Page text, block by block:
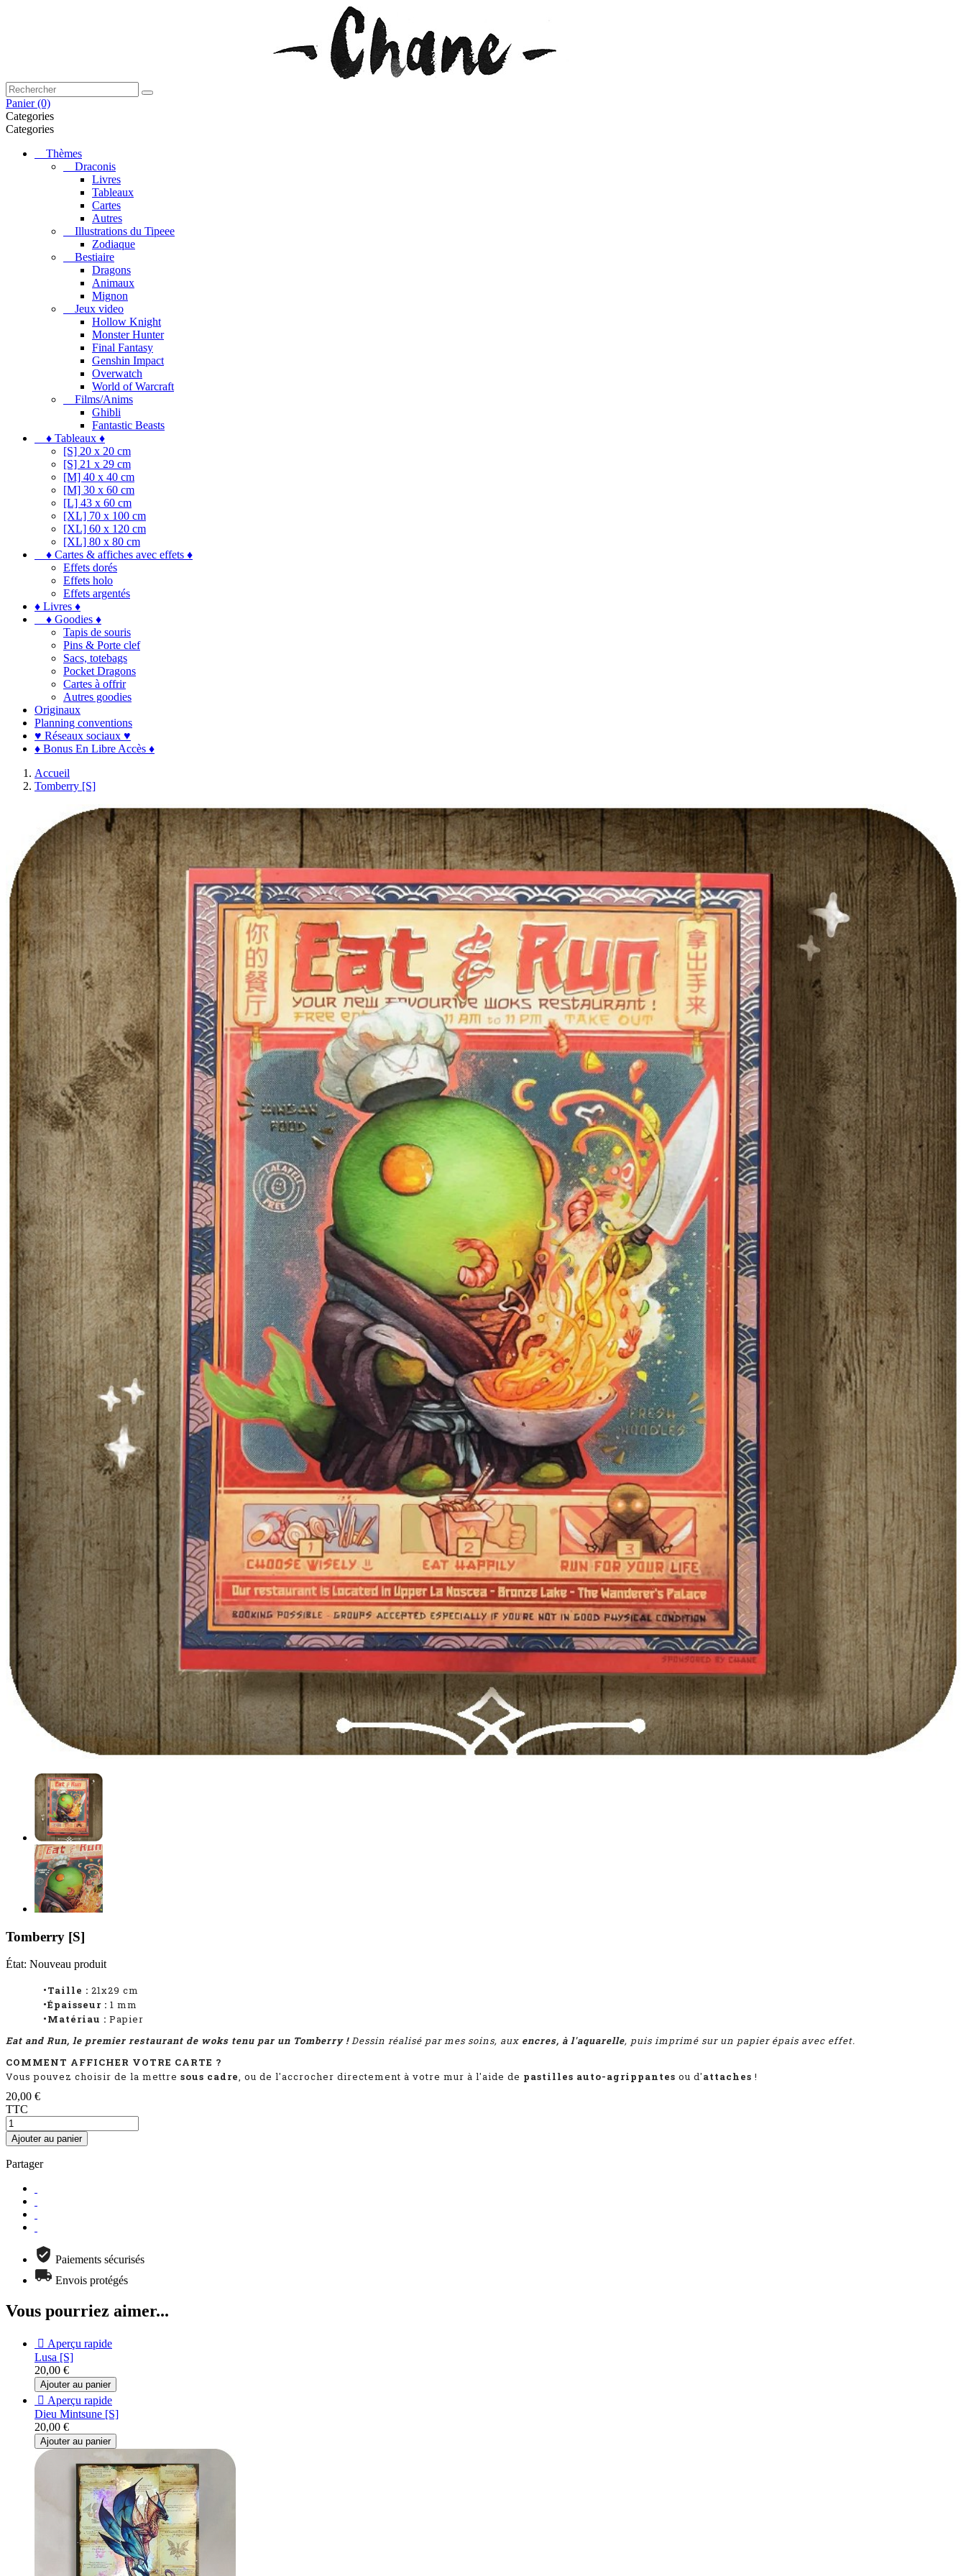
Panier (0)
Categories
Categories
Thèmes
Draconis
Livres
Tableaux
Cartes
Autres
Illustrations du Tipeee
Zodiaque
Bestiaire
Dragons
Animaux
Mignon
Jeux video
Hollow Knight
Monster Hunter
Final Fantasy
Genshin Impact
Overwatch
World of Warcraft
Films/Anims
Ghibli
Fantastic Beasts
♦ Tableaux ♦
[S] 20 x 20 cm
[S] 21 x 29 cm
[M] 40 x 40 cm
[M] 30 x 60 cm
[L] 43 x 60 cm
[XL] 70 x 100 cm
[XL] 60 x 120 cm
[XL] 80 x 80 cm
♦ Cartes & affiches avec effets ♦
Effets dorés
Effets holo
Effets argentés
♦ Livres ♦
♦ Goodies ♦
Tapis de souris
Pins & Porte clef
Sacs, totebags
Pocket Dragons
Cartes à offrir
Autres goodies
Originaux
Planning conventions
♥ Réseaux sociaux ♥
♦ Bonus En Libre Accès ♦
Accueil
Tomberry [S]
Tomberry [S]
État: Nouveau produit
•Taille : 21x29 cm
•Épaisseur : 1 mm
•Matériau : Papier
Eat and Run, le premier restaurant de woks tenu par un Tomberry !Dessin réalisé par mes soins, aux encres, à l'aquarelle, puis imprimé sur un papier épais avec effet.
COMMENT AFFICHER VOTRE CARTE ?
Vous pouvez choisir de la mettre sous cadre, ou de l'accrocher directement à votre mur à l'aide de pastilles auto-agrippantes ou d'attaches !
20,00 €
TTC
Ajouter au panier
Partager
Paiements sécurisés
Envois protégés
Vous pourriez aimer...
 Aperçu rapide
Lusa [S]
20,00 €
Ajouter au panier
 Aperçu rapide
Dieu Mintsune [S]
20,00 €
Ajouter au panier